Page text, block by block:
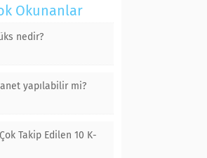
Okunanlar
nedir?
yapılabilir mi?
Takip Edilen 10 K-